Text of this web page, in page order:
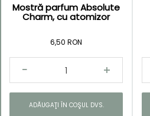
Mostră parfum Absolute
Charm, cu atomizor
6,50 RON
ADĂUGAŢI ÎN COŞUL DVS.
Kategorie
parfum